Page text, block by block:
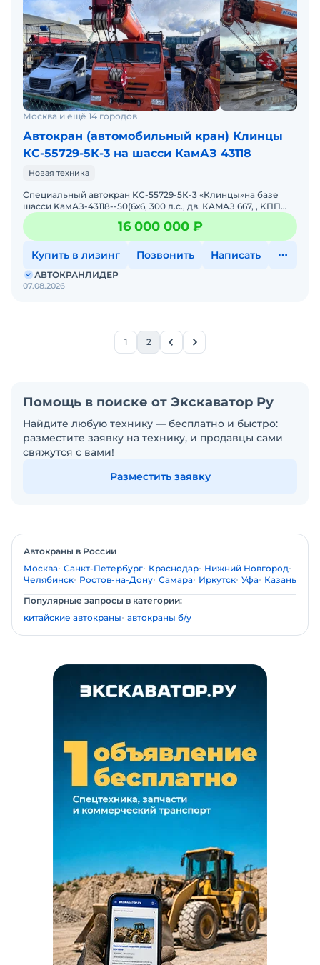
Москва и ещё 14 городов
Автокран (автомобильный кран) Клинцы
КС-55729-5К-3 на шасси КамАЗ 43118
Новая техника
Cпециальный aвтокpан KС-55729-5К-3 «Клинцы»на бaзе
шaсси KамАЗ-43118--50(6х6, 300 л.с., дв. КАMAЗ 667, , KПП
1310TO, бак 210 л.)грузоподъeмнoсть &nd
16 000 000 ₽
Купить в лизинг Позвонить Написать
07.08.2026
АВТОКРАНЛИДЕР
1 2
Помощь в поиске от Экскаватор Ру
Найдите любую технику — бесплатно и быстро:
разместите заявку на технику, и продавцы сами
свяжутся с вами!
Разместить заявку
Автокраны в России
Москва Санкт-Петербург Краснодар Нижний Новгород
Челябинск Ростов-на-Дону Самара Иркутск Уфа Казань
Популярные запросы в категории:
китайские автокраны автокраны б/у